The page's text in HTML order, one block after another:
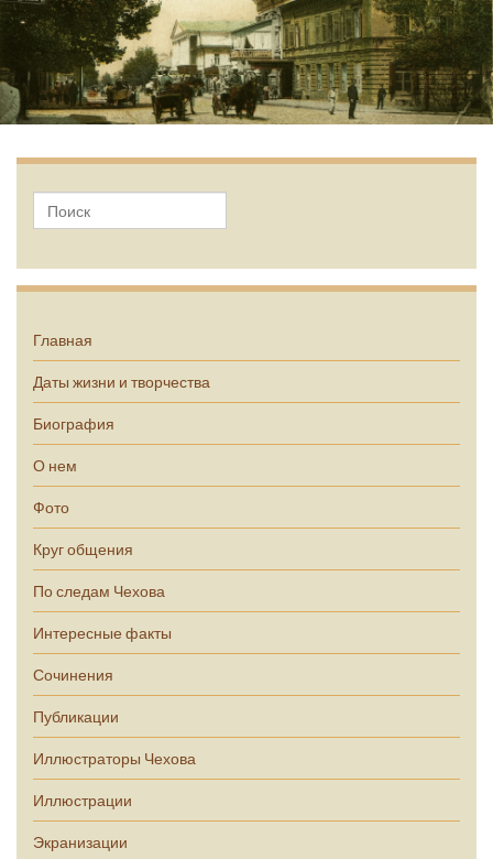
Главная
Даты жизни и творчества
Биография
О нем
Фото
Круг общения
По следам Чехова
Интересные факты
Сочинения
Публикации
Иллюстраторы Чехова
Иллюстрации
Экранизации